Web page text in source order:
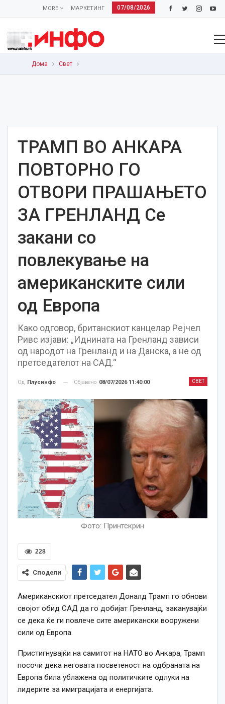
07/08/2026
МАРКЕТИНГ
MORE
Дома Свет
ТРАМП ВО АНКАРА
ПОВТОРНО ГО
ОТВОРИ ПРАШАЊЕТО
ЗА ГРЕНЛАНД Се
закани со
повлекување на
американските сили
од Европа
Како одговор, британскиот канцелар Рејчел
Ривс изјави: „Иднината на Гренланд зависи
од народот на Гренланд и на Данска, а не од
претседателот на САД.“
СВЕТ
Од Плусинфо Објавено 08/07/2026 11:40:00
Фото: Принтскрин
228
Сподели
Американскиот претседател Доналд Трамп го обнови
својот обид САД да го добијат Гренланд, заканувајќи
се дека ќе ги повлече сите американски вооружени
сили од Европа.
Пристигнувајќи на самитот на НАТО во Анкара, Трамп
посочи дека неговата посветеност на одбраната на
Европа била ублажена од политичките одлуки на
лидерите за имиграцијата и енергијата.